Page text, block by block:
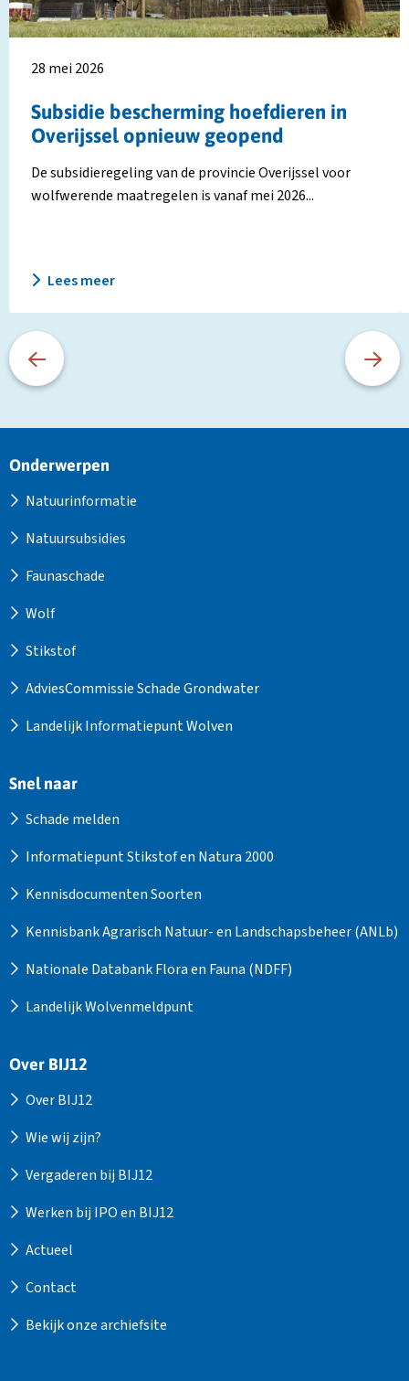
Subsidie bescherming hoefdieren in
Overijssel opnieuw geopend
28 mei 2026
De subsidieregeling van de provincie Overijssel voor
wolfwerende maatregelen is vanaf mei 2026...
Lees meer
opnieuw
geopend
Site
Onderwerpen
Natuurinformatie
Natuursubsidies
Faunaschade
Wolf
Stikstof
AdviesCommissie Schade Grondwater
Landelijk Informatiepunt Wolven
Snel naar
Schade melden
Informatiepunt Stikstof en Natura 2000
Kennisdocumenten Soorten
Kennisbank Agrarisch Natuur- en Landschapsbeheer (ANLb)
Nationale Databank Flora en Fauna (NDFF)
Landelijk Wolvenmeldpunt
Over BIJ12
Over BIJ12
Wie wij zijn?
Vergaderen bij BIJ12
Werken bij IPO en BIJ12
Actueel
Contact
Bekijk onze archiefsite